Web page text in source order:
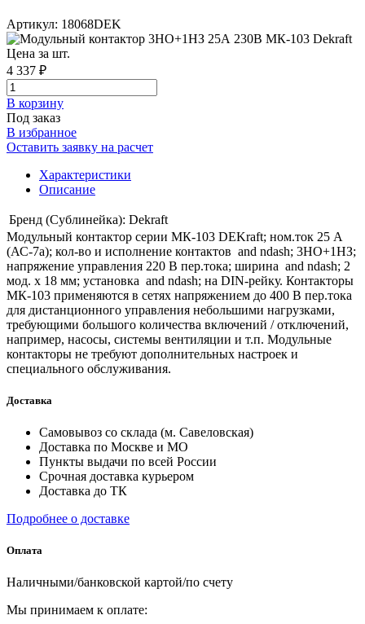
Артикул: 18068DEK
Цена за шт.
4 337 ₽
В корзинy
Под заказ
В избранное
Оставить заявку на расчет
Характеристики
Описание
Бренд (Сублинейка): Dekraft
Модульный контактор серии МК-103 DEKraft; ном.ток 25 А
(АС-7а); кол-во и исполнение контактов and ndash; 3НО+1НЗ;
напряжение управления 220 В пер.тока; ширина and ndash; 2
мод. х 18 мм; установка and ndash; на DIN-рейку. Контакторы
МК-103 применяются в сетях напряжением до 400 В пер.тока
для дистанционного управления небольшими нагрузками,
требующими большого количества включений / отключений,
например, насосы, системы вентиляции и т.п. Модульные
контакторы не требуют дополнительных настроек и
специального обслуживания.
Доставка
Самовывоз со склада (м. Савеловская)
Доставка по Москве и МО
Пункты выдачи по всей России
Срочная доставка курьером
Доставка до ТК
Подробнее о доставке
Оплата
Наличными/банковской картой/по счету
Мы принимаем к оплате: